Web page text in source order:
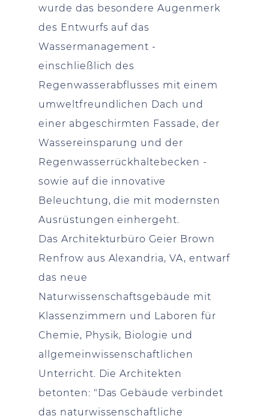
wurde das besondere Augenmerk
des Entwurfs auf das
Wassermanagement -
einschließlich des
Regenwasserabflusses mit einem
umweltfreundlichen Dach und
einer abgeschirmten Fassade, der
Wassereinsparung und der
Regenwasserrückhaltebecken -
sowie auf die innovative
Beleuchtung, die mit modernsten
Ausrüstungen einhergeht.
Das Architekturbüro Geier Brown
Renfrow aus Alexandria, VA, entwarf
das neue
Naturwissenschaftsgebäude mit
Klassenzimmern und Laboren für
Chemie, Physik, Biologie und
allgemeinwissenschaftlichen
Unterricht. Die Architekten
betonten: "Das Gebäude verbindet
das naturwissenschaftliche